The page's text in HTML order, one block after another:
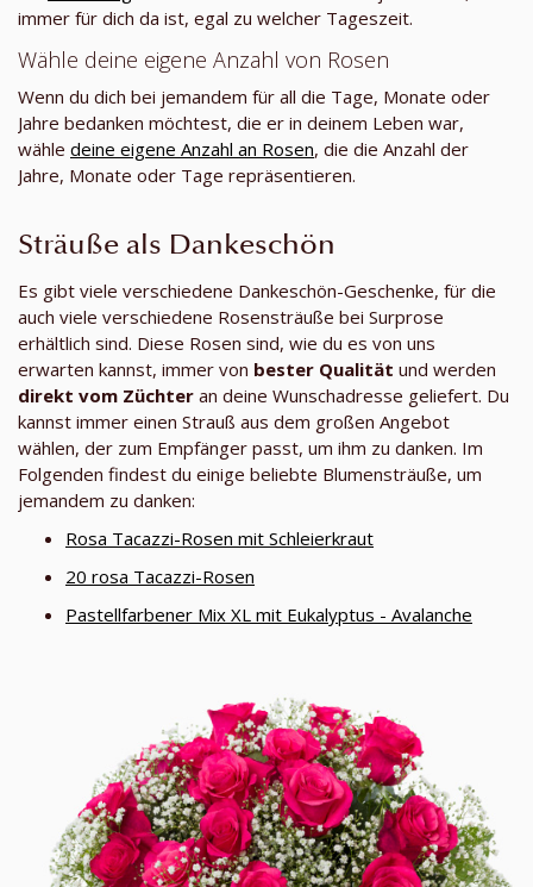
immer für dich da ist, egal zu welcher Tageszeit.
Wähle deine eigene Anzahl von Rosen
Wenn du dich bei jemandem für all die Tage, Monate oder
Jahre bedanken möchtest, die er in deinem Leben war,
wähle deine eigene Anzahl an Rosen, die die Anzahl der
Jahre, Monate oder Tage repräsentieren.
Sträuße als Dankeschön
Es gibt viele verschiedene Dankeschön-Geschenke, für die
auch viele verschiedene Rosensträuße bei Surprose
erhältlich sind. Diese Rosen sind, wie du es von uns
erwarten kannst, immer von bester Qualität und werden
direkt vom Züchter an deine Wunschadresse geliefert. Du
kannst immer einen Strauß aus dem großen Angebot
wählen, der zum Empfänger passt, um ihm zu danken. Im
Folgenden findest du einige beliebte Blumensträuße, um
jemandem zu danken:
Rosa Tacazzi-Rosen mit Schleierkraut
20 rosa Tacazzi-Rosen
Pastellfarbener Mix XL mit Eukalyptus - Avalanche